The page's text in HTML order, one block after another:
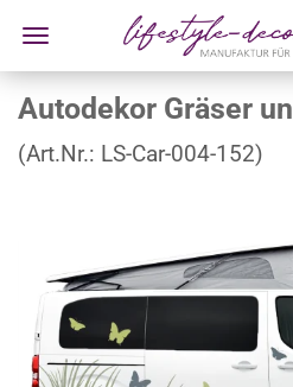
Autodekor Gräser
(Art.Nr.: LS-Car-004-152)